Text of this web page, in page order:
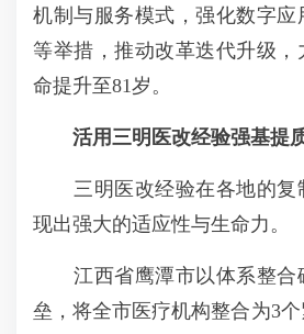
机制与服务模式，强化数字应
等举措，推动改革迭代升级，
命提升至81岁。
活用三明医改经验强基提
三明医改经验在各地的复
现出强大的适应性与生命力。
江西省鹰潭市以体系整合
垒，将全市医疗机构整合为3